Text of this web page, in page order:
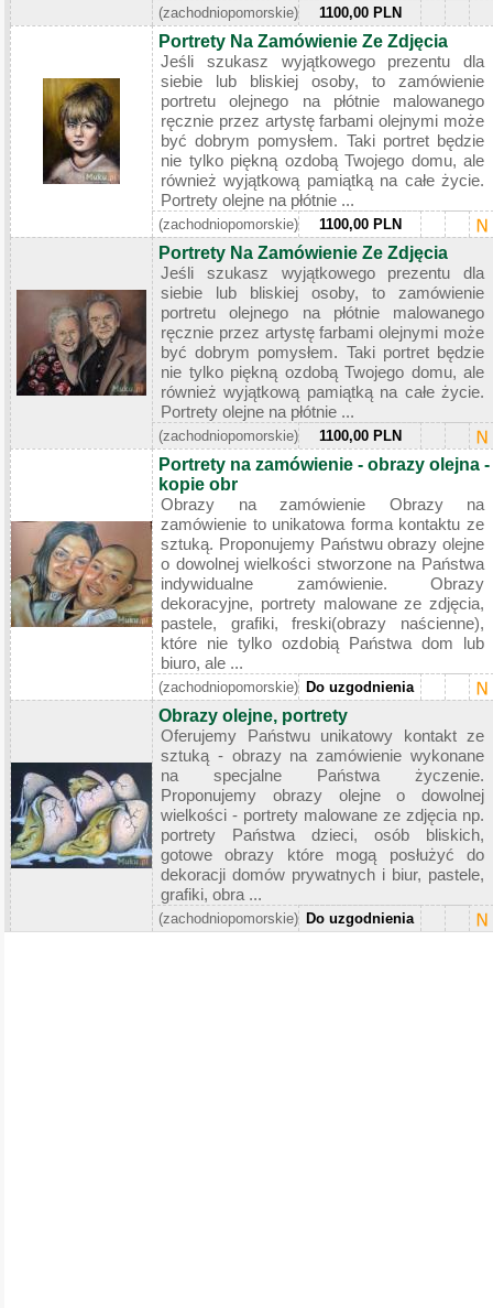
(zachodniopomorskie) 1100,00 PLN
Portrety Na Zamówienie Ze Zdjęcia
Jeśli szukasz wyjątkowego prezentu dla
siebie lub bliskiej osoby, to zamówienie
portretu olejnego na płótnie malowanego
ręcznie przez artystę farbami olejnymi może
być dobrym pomysłem. Taki portret będzie
nie tylko piękną ozdobą Twojego domu, ale
również wyjątkową pamiątką na całe życie.
Portrety olejne na płótnie ...
(zachodniopomorskie) 1100,00 PLN
Portrety Na Zamówienie Ze Zdjęcia
Jeśli szukasz wyjątkowego prezentu dla
siebie lub bliskiej osoby, to zamówienie
portretu olejnego na płótnie malowanego
ręcznie przez artystę farbami olejnymi może
być dobrym pomysłem. Taki portret będzie
nie tylko piękną ozdobą Twojego domu, ale
również wyjątkową pamiątką na całe życie.
Portrety olejne na płótnie ...
(zachodniopomorskie) 1100,00 PLN
Portrety na zamówienie - obrazy olejna -
kopie obr
Obrazy na zamówienie Obrazy na
zamówienie to unikatowa forma kontaktu ze
sztuką. Proponujemy Państwu obrazy olejne
o dowolnej wielkości stworzone na Państwa
indywidualne zamówienie. Obrazy
dekoracyjne, portrety malowane ze zdjęcia,
pastele, grafiki, freski(obrazy naścienne),
które nie tylko ozdobią Państwa dom lub
biuro, ale ...
(zachodniopomorskie) Do uzgodnienia
Obrazy olejne, portrety
Oferujemy Państwu unikatowy kontakt ze
sztuką - obrazy na zamówienie wykonane
na specjalne Państwa życzenie.
Proponujemy obrazy olejne o dowolnej
wielkości - portrety malowane ze zdjęcia np.
portrety Państwa dzieci, osób bliskich,
gotowe obrazy które mogą posłużyć do
dekoracji domów prywatnych i biur, pastele,
grafiki, obra ...
(zachodniopomorskie) Do uzgodnienia